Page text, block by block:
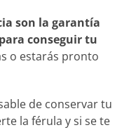
son la garantía
conseguir tu
o estarás pronto
de conservar tu
la férula y si se te